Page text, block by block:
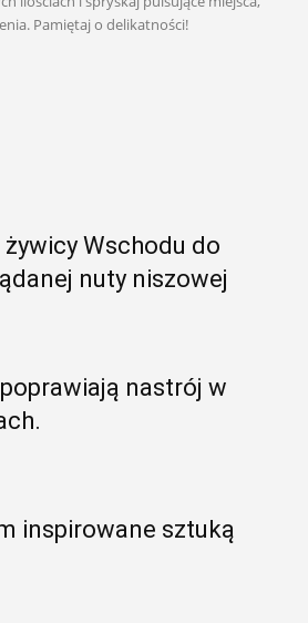
Pamiętaj o delikatności!
Wschodu do
nuty niszowej
nastrój w
inspirowane sztuką